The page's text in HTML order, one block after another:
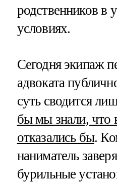
родственников
условиях.
Сегодня экипаж
адвоката
суть сводится
бы мы знали, что
отказались бы.
наниматель
бурильные